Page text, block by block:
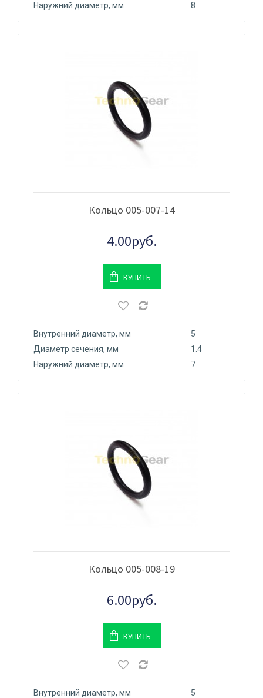
Наружний диаметр, мм
8
Кольцо 005-007-14
4.00руб.
КУПИТЬ
Внутренний диаметр, мм
5
Диаметр сечения, мм
1.4
Наружний диаметр, мм
7
Кольцо 005-008-19
6.00руб.
КУПИТЬ
Внутренний диаметр, мм 5